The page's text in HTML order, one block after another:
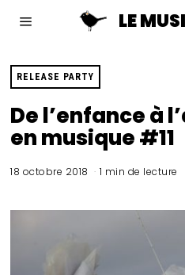
LE
RELEASE PARTY
De l’enfance à
en musique #11
18 octobre 2018 1 min de lecture